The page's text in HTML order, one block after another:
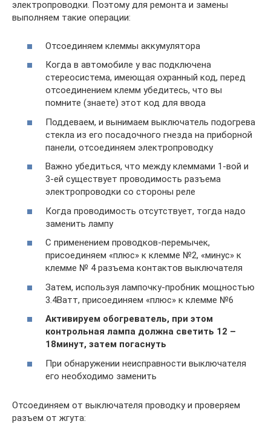
электропроводки. Поэтому для ремонта и замены
выполняем такие операции:
Отсоединяем клеммы аккумулятора
Когда в автомобиле у вас подключена
стереосистема, имеющая охранный код, перед
отсоединением клемм убедитесь, что вы
помните (знаете) этот код для ввода
Поддеваем, и вынимаем выключатель подогрева
стекла из его посадочного гнезда на приборной
панели, отсоединяем электропроводку
Важно убедиться, что между клеммами 1-вой и
3-ей существует проводимость разъема
электропроводки со стороны реле
Когда проводимость отсутствует, тогда надо
заменить лампу
С применением проводков-перемычек,
присоединяем «плюс» к клемме №2, «минус» к
клемме № 4 разъема контактов выключателя
Затем, используя лампочку-пробник мощностью
3.4Ватт, присоединяем «плюс» к клемме №6
Активируем обогреватель, при этом
контрольная лампа должна светить 12 –
18минут, затем погаснуть
При обнаружении неисправности выключателя
его необходимо заменить
Отсоединяем от выключателя проводку и проверяем
разъем от жгута: